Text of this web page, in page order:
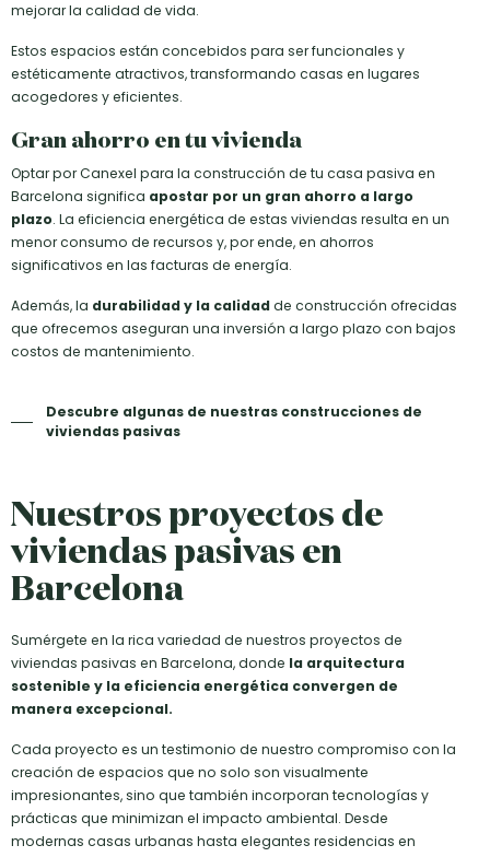
mejorar la calidad de vida.
Estos espacios están concebidos para ser funcionales y
estéticamente atractivos, transformando casas en lugares
acogedores y eficientes.
Gran ahorro en tu vivienda
Optar por Canexel para la construcción de tu casa pasiva en
Barcelona significa apostar por un gran ahorro a largo
plazo. La eficiencia energética de estas viviendas resulta en un
menor consumo de recursos y, por ende, en ahorros
significativos en las facturas de energía.
Además, la durabilidad y la calidadde construcción ofrecidas
que ofrecemos aseguran una inversión a largo plazo con bajos
costos de mantenimiento.
Descubre algunas de nuestras construcciones de
viviendas pasivas
Nuestros proyectos de
viviendas pasivas en
Barcelona
Sumérgete en la rica variedad de nuestros proyectos de
viviendas pasivas en Barcelona, donde la arquitectura
sostenible y la eficiencia energética convergen de
manera excepcional.
Cada proyecto es un testimonio de nuestro compromiso con la
creación de espacios que no solo son visualmente
impresionantes, sino que también incorporan tecnologías y
prácticas que minimizan el impacto ambiental. Desde
modernas casas urbanas hasta elegantes residencias en